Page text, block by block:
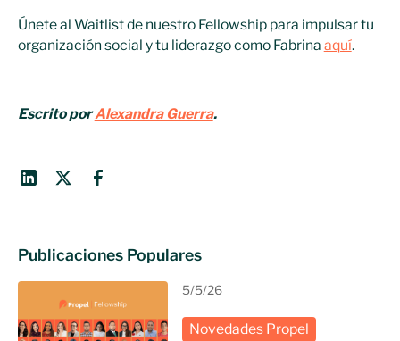
Únete al Waitlist de nuestro Fellowship para impulsar tu
organización social y tu liderazgo como Fabrina aquí.
Escrito porAlexandra Guerra.
Publicaciones Populares
5/5/26
Novedades Propel